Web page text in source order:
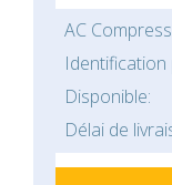
AC
Identification
Disponible:
Délai de